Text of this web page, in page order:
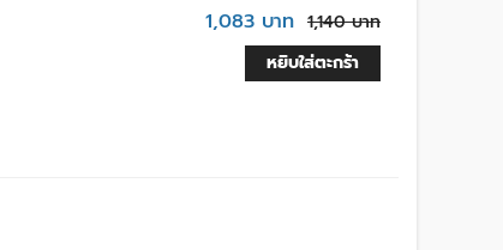
1,083 บาท 1,140 บาท
หยิบใส่ตะกร้า